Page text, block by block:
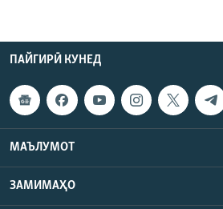
ПАЙГИРӢ КУНЕД
МАЪЛУМОТ
ЗАМИМАҲО